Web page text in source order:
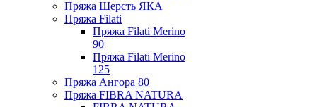
Пряжа Шерсть ЯКА
Пряжа Filati
Пряжа Filati Merino
90
Пряжа Filati Merino
125
Пряжа Ангора 80
Пряжа FIBRA NATURA